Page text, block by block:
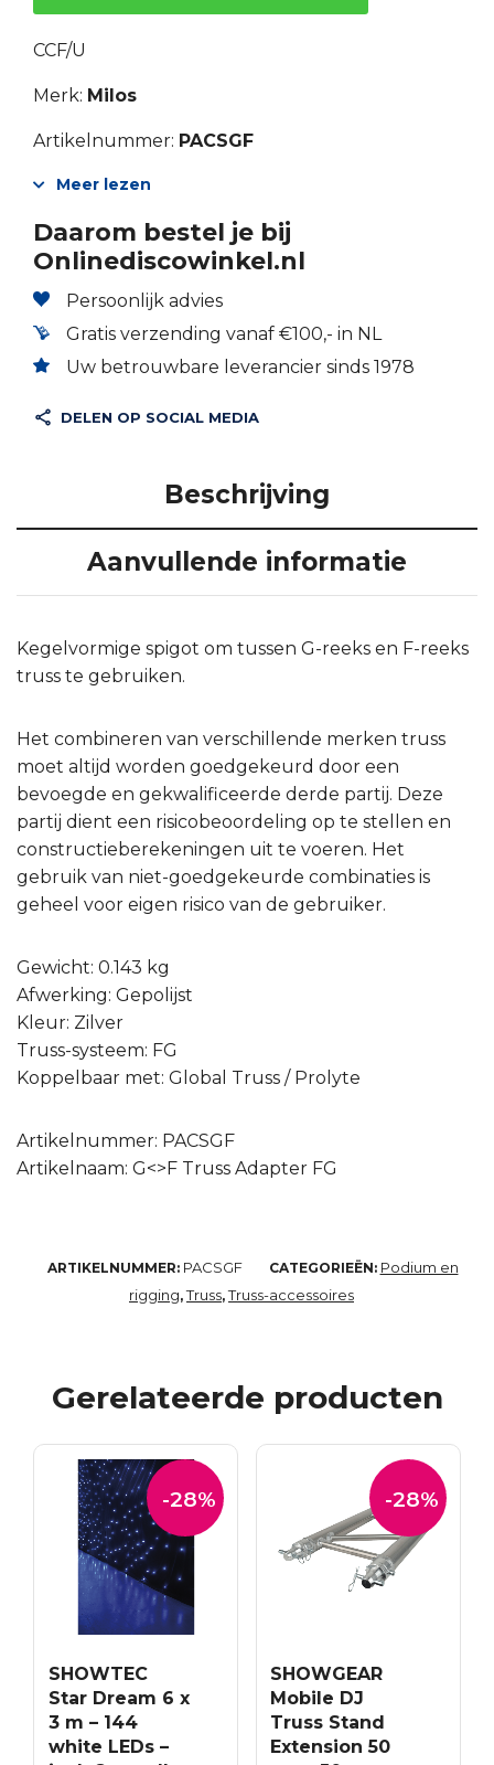
CCF/U
Merk: Milos
Artikelnummer: PACSGF
Meer lezen
Daarom bestel je bij
Onlinediscowinkel.nl
Persoonlijk advies
Gratis verzending vanaf €100,- in NL
Uw betrouwbare leverancier sinds 1978
DELEN OP SOCIAL MEDIA
Beschrijving
Aanvullende informatie
Kegelvormige spigot om tussen G-reeks en F-reeks
truss te gebruiken.
Het combineren van verschillende merken truss
moet altijd worden goedgekeurd door een
bevoegde en gekwalificeerde derde partij. Deze
partij dient een risicobeoordeling op te stellen en
constructieberekeningen uit te voeren. Het
gebruik van niet-goedgekeurde combinaties is
geheel voor eigen risico van de gebruiker.
Gewicht: 0.143 kg
Afwerking: Gepolijst
Kleur: Zilver
Truss-systeem: FG
Koppelbaar met: Global Truss / Prolyte
Artikelnummer: PACSGF
Artikelnaam: G<>F Truss Adapter FG
ARTIKELNUMMER: PACSGF CATEGORIEËN: Podium en
rigging,Truss,Truss-accessoires
Gerelateerde producten
-28%
SHOWTEC
Star Dream 6 x
3 m – 144
white LEDs –
-28%
SHOWGEAR
Mobile DJ
Truss Stand
Extension 50